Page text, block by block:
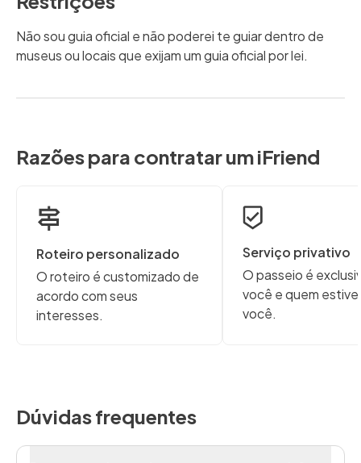
Não sou guia oficial e não poderei te guiar dentro de
museus ou locais que exijam um guia oficial por lei.
Razões para contratar um iFriend
Roteiro personalizado
O roteiro é customizado de
acordo com seus
interesses.
Serviço privativo
O passeio é
você e quem
você.
Dúvidas frequentes